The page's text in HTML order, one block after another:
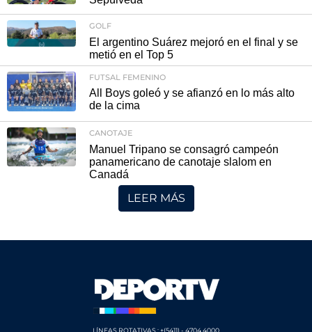
GOLF
El argentino Suárez mejoró en el final y se
metió en el Top 5
FUTSAL FEMENINO
All Boys goleó y se afianzó en lo más alto
de la cima
CANOTAJE
Manuel Tripano se consagró campeón
panamericano de canotaje slalom en
Canadá
LEER MÁS
LÍNEAS ROTATIVAS.: +(5411) - 4704 4000